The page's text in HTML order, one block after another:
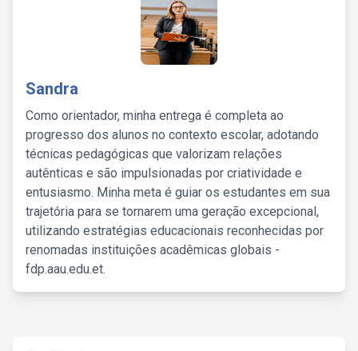
Sandra
Como orientador, minha entrega é completa ao
progresso dos alunos no contexto escolar, adotando
técnicas pedagógicas que valorizam relações
autênticas e são impulsionadas por criatividade e
entusiasmo. Minha meta é guiar os estudantes em sua
trajetória para se tornarem uma geração excepcional,
utilizando estratégias educacionais reconhecidas por
renomadas instituições acadêmicas globais -
fdp.aau.edu.et.